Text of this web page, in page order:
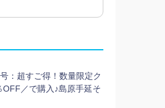
：超すご得！数量限定ク
／で購入♪島原手延そ